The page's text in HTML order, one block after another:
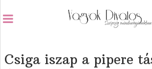
Csiga iszap a pipere